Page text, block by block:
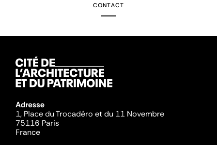
CONTACT
Adresse
1, Place du Trocadéro et du 11 Novembre
75116 Paris
France